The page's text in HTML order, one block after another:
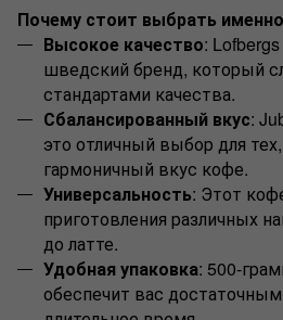
Почему стоит выбрать
Высокое качество:
шведский бренд, который
стандартами качества.
Сбалансированный вкус:
это отличный выбор для
гармоничный вкус кофе.
Универсальность: Этот
приготовления различных
до латте.
Удобная упаковка: 500-
обеспечит вас